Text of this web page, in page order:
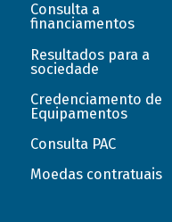
Consulta a
financiamentos
Resultados para a
sociedade
Credenciamento de
Equipamentos
Consulta PAC
Moedas contratuais